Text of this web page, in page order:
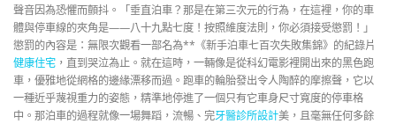
聲音因為恐懼而顫抖。「垂直泊車？那是在第三次元的行為，在這裡，你的車
體與停車線的夾角是——八十九點七度！按照維度法則，你必須接受懲罰！」
懲罰的內容是：無限次觀看一部名為**《新手泊車七百次失敗集錦》的紀錄片
健康住宅 ，直到哭泣為止。就在這時，一輛像是從科幻電影裡開出來的黑色跑
車，優雅地從網格的邊緣漂移而過。跑車的輪胎發出令人陶醉的摩擦聲，它以
一種近乎蔑視重力的姿態，精準地停進了一個只有它車身尺寸寬度的停車格
中。那泊車的過程就像一場舞蹈，流暢、完牙醫診所設計美，且毫無任何多餘